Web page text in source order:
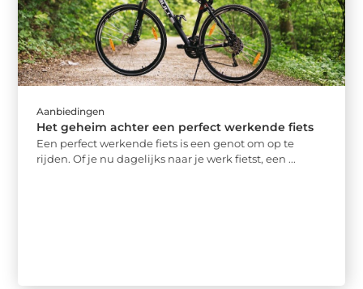
Aanbiedingen
Het geheim achter een perfect werkende fiets
Een perfect werkende fiets is een genot om op te
rijden. Of je nu dagelijks naar je werk fietst, een ...